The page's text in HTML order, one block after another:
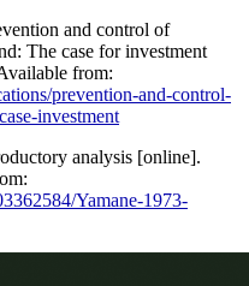
and control of
The case for investment
from:
prevention-and-control-
investment
analysis [online].
Yamane-1973-